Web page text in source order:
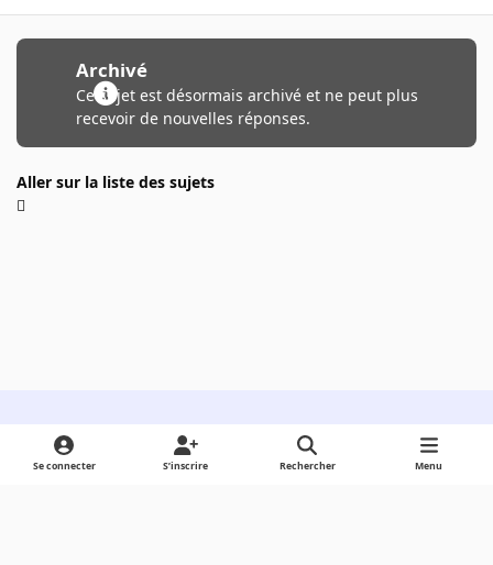
Archivé
Ce sujet est désormais archivé et ne peut plus
recevoir de nouvelles réponses.
Aller sur la liste des sujets
Light ModeDark ModeSystem Preference
Se connecter S’inscrire Rechercher Menu